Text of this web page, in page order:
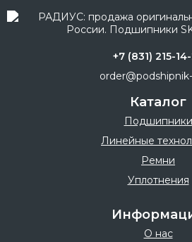
+7 (831) 215-
Каталог
Подшипники
Линейные
Ремни
Уплотнения
О нас